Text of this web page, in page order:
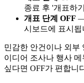
종료 후 '개표하
개표 단계 OFF —
시보드에 표시됩
민감한 안건이나 외부
이디어 조사나 행사
싶다면 OFF가 편합니